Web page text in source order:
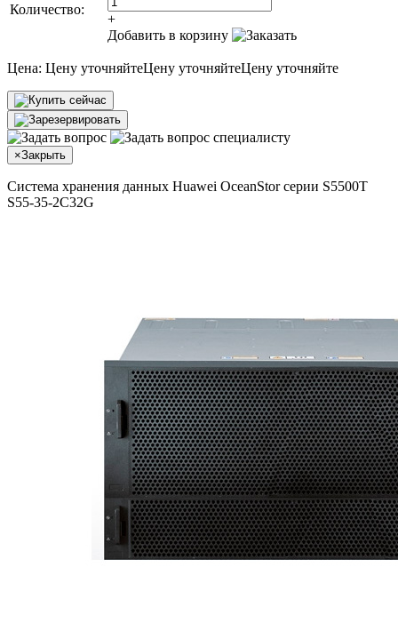
Количество:
+
Добавить в корзину
Цена: Цену уточняйтеЦену уточняйтеЦену уточняйте
×Закрыть
Система хранения данных Huawei OceanStor серии S5500T
S55-35-2C32G